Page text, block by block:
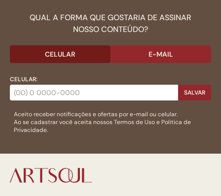
QUAL A FORMA QUE GOSTARIA DE ASSINAR
NOSSO CONTEÚDO?
CELULAR E-MAIL
CELULAR:
SALVAR
Aceito receber notificações e ofertas por e-mail ou celular.
Ao se cadastrar você aceita nossosTermos de Usoe Politica de
Privacidade.